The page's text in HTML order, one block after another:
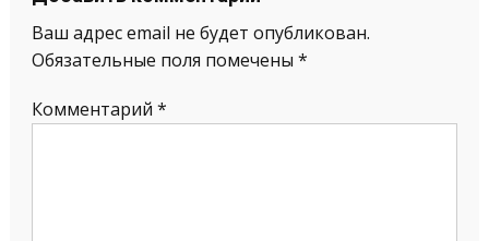
Ваш адрес email не будет опубликован.
Обязательные поля помечены *
Комментарий *